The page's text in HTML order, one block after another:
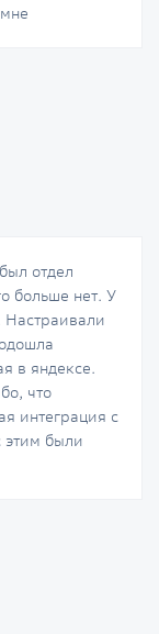
отдел
больше нет. У
Настраивали
в яндексе.
что
интеграция с
этим были